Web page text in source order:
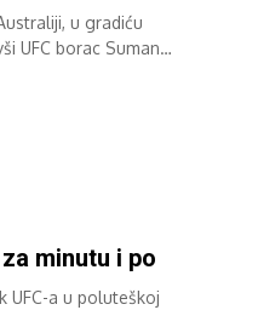
u gradiću
UFC borac Suman
minutu i po
UFC-a u poluteškoj